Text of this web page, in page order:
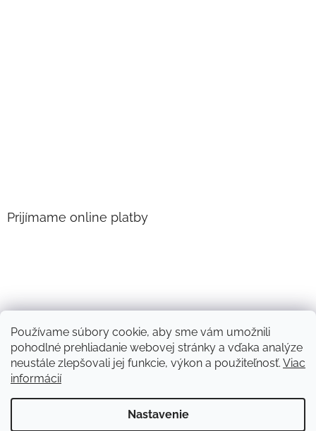
Používame súbory cookie, aby sme vám umožnili
pohodlné prehliadanie webovej stránky a vďaka analýze
neustále zlepšovali jej funkcie, výkon a použiteľnosť. Viac
informácií
Nastavenie
Prijímame online platby